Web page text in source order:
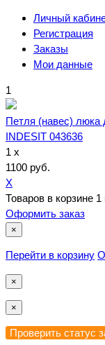
Личный
Регистрация
Заказы
Мои данные
1
Петля (навес)
INDESIT 043636
1 x
1100 руб.
X
Товаров в корзине 1
Оформить заказ
×
Перейти в корзину
×
×